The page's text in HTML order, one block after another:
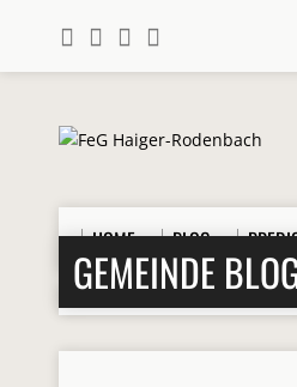
HOME BLOG
GEMEINDE
Home> Beiträge > 2019>